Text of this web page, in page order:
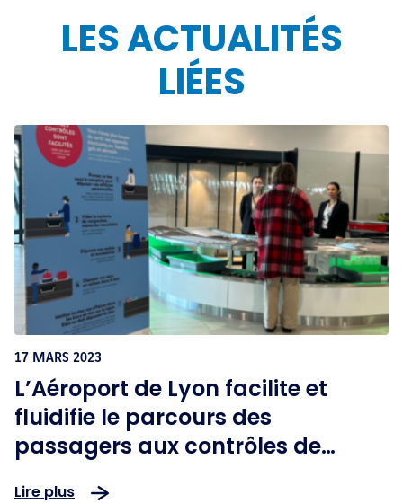
LES ACTUALITÉS
LIÉES
17 MARS 2023
L’Aéroport de Lyon facilite et
fluidifie le parcours des
passagers aux contrôles de
Lire plus